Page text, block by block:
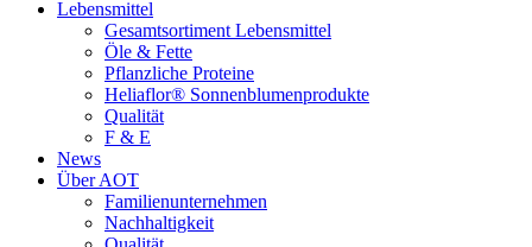
Lebensmittel
Gesamtsortiment Lebensmittel
Öle & Fette
Pflanzliche Proteine
Heliaflor® Sonnenblumenprodukte
Qualität
F & E
News
Über AOT
Familienunternehmen
Nachhaltigkeit